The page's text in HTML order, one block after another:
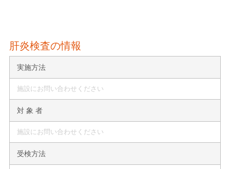
肝炎検査の情報
実施方法
施設にお問い合わせください
対 象 者
施設にお問い合わせください
受検方法